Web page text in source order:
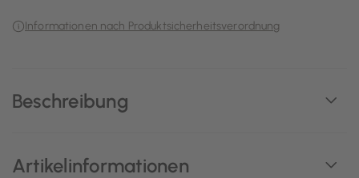
Beschreibung
Artikelinformationen
Informationen nach Produktsicherheitsverordnung